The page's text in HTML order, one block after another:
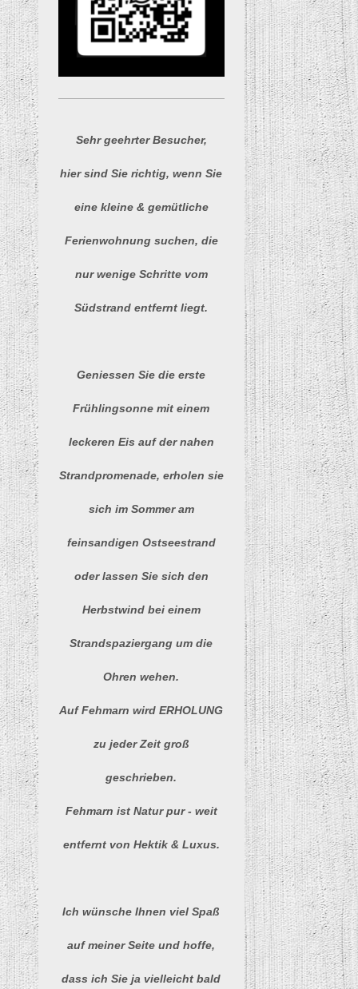
Sehr geehrter Besucher,
hier sind Sie richtig, wenn Sie
eine kleine & gemütliche
Ferienwohnung suchen, die
nur wenige Schritte vom
Südstrand entfernt liegt.
Geniessen Sie die erste
Frühlingsonne mit einem
leckeren Eis auf der nahen
Strandpromenade, erholen sie
sich im Sommer am
feinsandigen Ostseestrand
oder lassen Sie sich den
Herbstwind bei einem
Strandspaziergang um die
Ohren wehen.
Auf Fehmarn wird ERHOLUNG
zu jeder Zeit groß
geschrieben.
Fehmarn ist Natur pur - weit
entfernt von Hektik & Luxus.
Ich wünsche Ihnen viel Spaß
auf meiner Seite und hoffe,
dass ich Sie ja vielleicht bald